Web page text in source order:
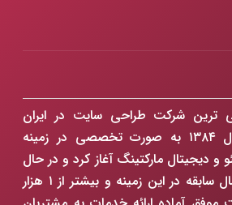
ترین شرکت طراحی سایت در ایران
فعالیت خود را از سال ۱۳۸۴ به صورت تخصصی در زمینه
دیجیتال مارکتینگ آغاز کرد و در حال
حاضر با بیش از ۱۷ سال سابقه در این زمینه و بیشتر از ۱ هزار